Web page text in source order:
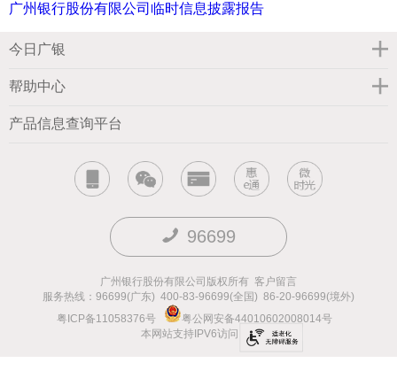
广州银行股份有限公司临时信息披露报告
今日广银
帮助中心
产品信息查询平台
96699
广州银行股份有限公司版权所有 客户留言
服务热线：96699(广东) 400-83-96699(全国) 86-20-96699(境外)
粤ICP备11058376号
粤公网安备44010602008014号
本网站支持IPV6访问